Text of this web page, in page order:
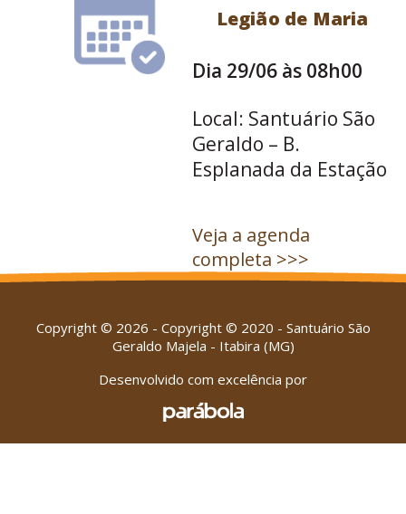
Legião de Maria
Dia 29/06 às 08h00
Local: Santuário São
Geraldo – B.
Esplanada da Estação
Veja a agenda
completa >>>
Copyright © 2026 - Copyright © 2020 - Santuário São
Geraldo Majela - Itabira (MG)
Desenvolvido com excelência por